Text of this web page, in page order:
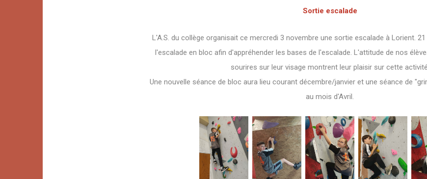
Sortie escalade
L'A.S. du collège organisait ce mercredi 3 novembre une sortie escalade à Lorient.
l'escalade en bloc afin d'appréhender les bases de l'escalade. L'attitude de nos
sourires sur leur visage montrent leur plaisir sur cette
Une nouvelle séance de bloc aura lieu courant décembre/janvier et une séance de
au mois d'Avril.